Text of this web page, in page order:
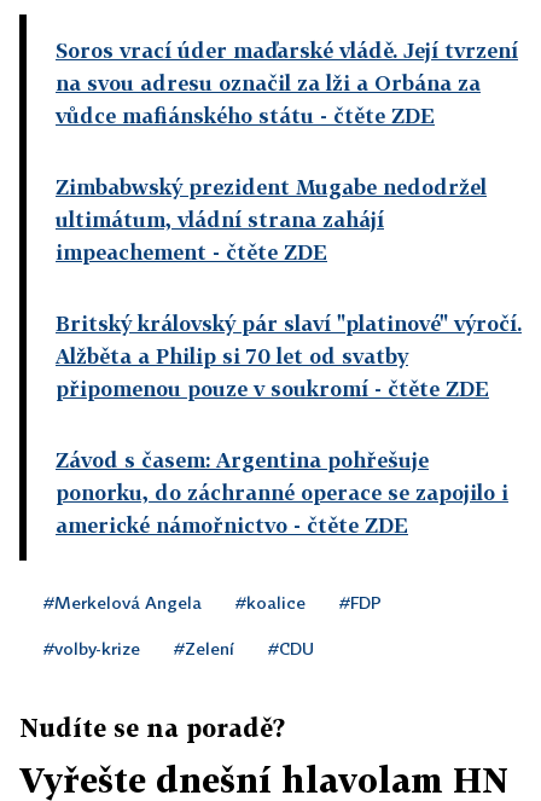
Soros vrací úder maďarské vládě. Její tvrzení
na svou adresu označil za lži a Orbána za
vůdce mafiánského státu - čtěte ZDE
Zimbabwský prezident Mugabe nedodržel
ultimátum, vládní strana zahájí
impeachement - čtěte ZDE
Britský královský pár slaví "platinové" výročí.
Alžběta a Philip si 70 let od svatby
připomenou pouze v soukromí - čtěte ZDE
Závod s časem: Argentina pohřešuje
ponorku, do záchranné operace se zapojilo i
americké námořnictvo - čtěte ZDE
#Merkelová Angela #koalice #FDP
#volby-krize #Zelení #CDU
Nudíte se na poradě?
Vyřešte dnešní hlavolam HN